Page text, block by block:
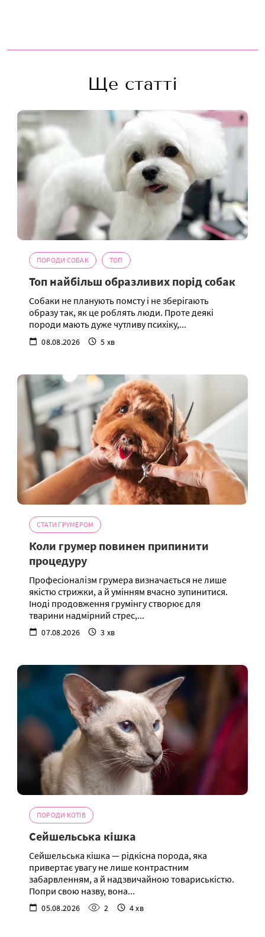
Ще статті
ПОРОДИ СОБАК ТОП
Топ найбільш образливих порід собак
Собаки не планують помсту і не зберігають
образу так, як це роблять люди. Проте деякі
породи мають дуже чутливу психіку,...
08.08.2026 5 хв
СТАТИ ГРУМЕРОМ
Коли грумер повинен припинити
процедуру
Професіоналізм грумера визначається не лише
якістю стрижки, а й умінням вчасно зупинитися.
Іноді продовження грумінгу створює для
тварини надмірний стрес,...
07.08.2026 3 хв
ПОРОДИ КОТІВ
Сейшельська кішка
Сейшельська кішка — рідкісна порода, яка
привертає увагу не лише контрастним
забарвленням, а й надзвичайною товариськістю.
Попри свою назву, вона...
05.08.2026 2 4 хв